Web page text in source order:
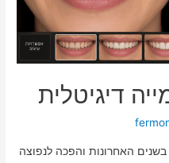
דיגיטלית
האחרונות והפכה לנפוצה